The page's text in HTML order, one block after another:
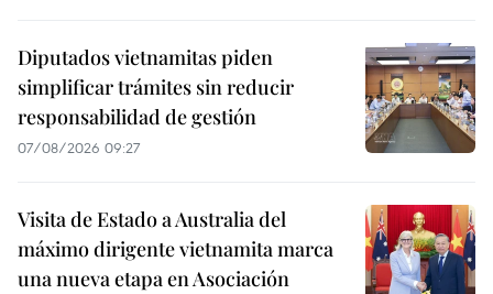
Diputados vietnamitas piden
simplificar trámites sin reducir
responsabilidad de gestión
07/08/2026 09:27
Visita de Estado a Australia del
máximo dirigente vietnamita marca
una nueva etapa en Asociación